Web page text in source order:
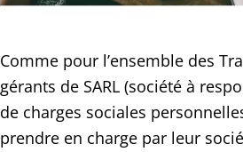
Comme pour l’ensemble des
gérants de SARL (société à
de charges sociales
prendre en charge par leur